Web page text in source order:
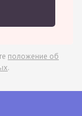
положение об
.